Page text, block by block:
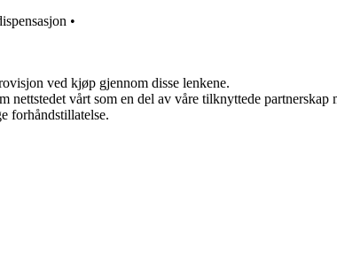
•
ved kjøp gjennom disse lenkene.
vårt som en del av våre tilknyttede partnerskap
forhåndstillatelse.